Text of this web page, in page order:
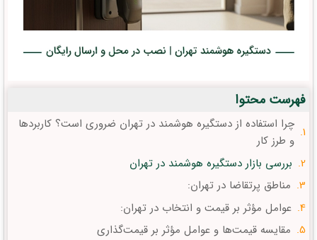
فهرست محتوا
چرا استفاده از دستگیره هوشمند در تهران ضروری است؟ کاربردها
و طرز کار
بررسی بازار دستگیره هوشمند در تهران
مناطق پرتقاضا در تهران:
عوامل مؤثر بر قیمت و انتخاب در تهران:
مقایسه قیمت‌ها و عوامل مؤثر بر قیمت‌گذاری